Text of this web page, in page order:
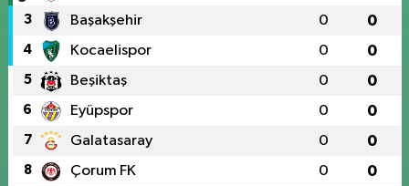
3 Başakşehir 0 0
4 Kocaelispor 0 0
5 Beşiktaş 0 0
6 Eyüpspor 0 0
7 Galatasaray 0 0
8 Çorum FK 0 0